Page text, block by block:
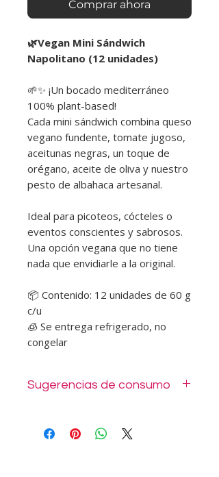
Comprar ahora
🌿Vegan Mini Sándwich
Napolitano (12 unidades)
🌱✨ ¡Un bocado mediterráneo
100% plant-based!
Cada mini sándwich combina queso
vegano fundente, tomate jugoso,
aceitunas negras, un toque de
orégano, aceite de oliva y nuestro
pesto de albahaca artesanal.
Ideal para picoteos, cócteles o
eventos conscientes y sabrosos.
Una opción vegana que no tiene
nada que envidiarle a la original.
📦 Contenido: 12 unidades de 60 g
c/u
🧊 Se entrega refrigerado, no
congelar
Sugerencias de consumo
elaborados con ingredientes frescos
y de calidad gourmet. Perfectos para